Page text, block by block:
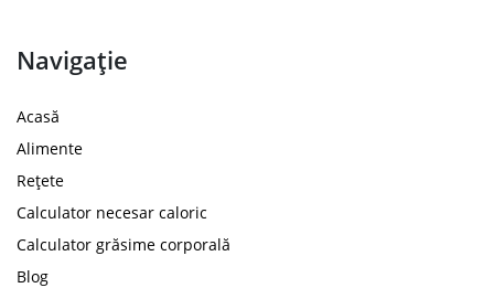
Navigație
Acasă
Alimente
Rețete
Calculator necesar caloric
Calculator grăsime corporală
Blog